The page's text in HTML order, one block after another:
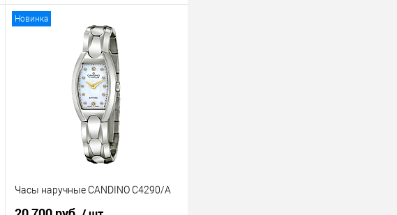
В корзину
Купить в 1 клик
В избранное
Новинка
Часы наручные CANDINO C4290/A